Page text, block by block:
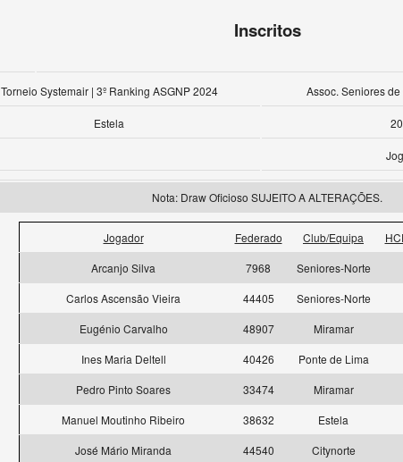
Inscritos
Torneio Systemair | 3º Ranking ASGNP 2024 Assoc. Seniores
Estela
Nota: Draw Oficioso SUJEITO A ALTERAÇÕES.
Jogador Federado Club/Equipa
Arcanjo Silva
7968 Seniores-Norte
Carlos Ascensão Vieira
44405 Seniores-Norte
Eugénio Carvalho
48907 Miramar
Ines Maria Deltell
40426 Ponte de Lima
Pedro Pinto Soares
33474 Miramar
Manuel Moutinho Ribeiro
38632 Estela
José Mário Miranda
44540 Citynorte